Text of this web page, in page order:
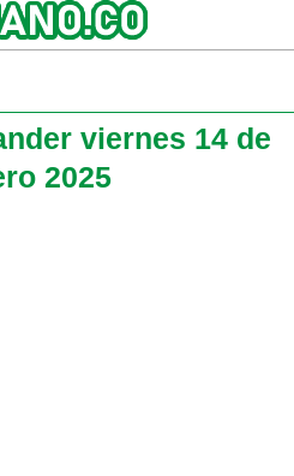
viernes 14 de
2025